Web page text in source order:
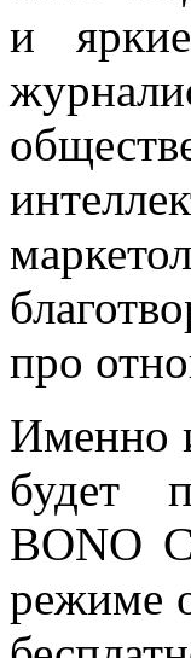
и
про
Именно
будет
BONO
режиме